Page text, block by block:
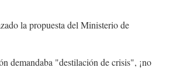
la propuesta del Ministerio de
demandaba "destilación de crisis", ¡no